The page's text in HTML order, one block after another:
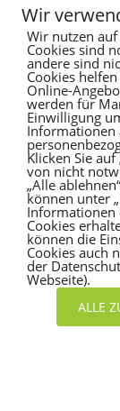
Es sind
Wir
Wir nutzen auf
Cookies sind
andere sind
Cookies
Online-
werden für
Einwilligung
Informationen
Klicken Sie
von nicht
„Alle
können unter
Informationen
Cookies
können die
Cookies auch
der
Webseite).
ALLE